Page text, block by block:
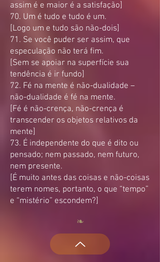
assim é e maior é a satisfação]
70. Um é tudo e tudo é um.
[Logo um e tudo são não-dois]
71. Se você puder ser assim, que
especulação não terá fim.
[Sem se apoiar na superfície sua
tendência é ir fundo]
72. Fé na mente é não-dualidade –
não-dualidade é fé na mente.
[Fé é não-crença, não-crença é
transcender os objetos relativos da
mente]
73. É independente do que é dito ou
pensado; nem passado, nem futuro,
nem presente.
[É muito antes das coisas e não-coisas
terem nomes, portanto, o que “tempo”
e “mistério” escondem?]
❧